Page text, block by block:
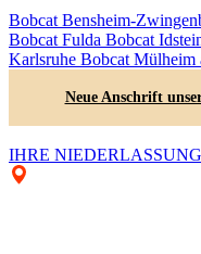
Bobcat Bensheim-
Bobcat Fulda Bobcat
Karlsruhe Bobcat Mülheim
Neue Anschrift
IHRE NIEDERLASSUNG